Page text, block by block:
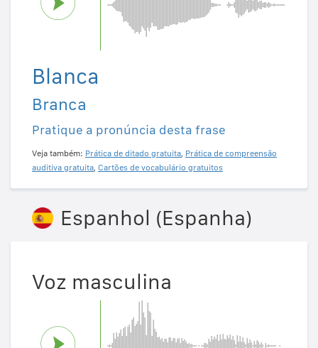
Blanca
Branca
Pratique a pronúncia desta frase
Veja também: Prática de ditado gratuita, Prática de compreensão
auditiva gratuita, Cartões de vocabulário gratuitos
Espanhol (Espanha)
Voz masculina